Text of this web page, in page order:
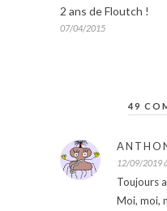
2 ans de Floutch !
07/04/2015
49
12/09/2019
Toujours
Moi, moi,